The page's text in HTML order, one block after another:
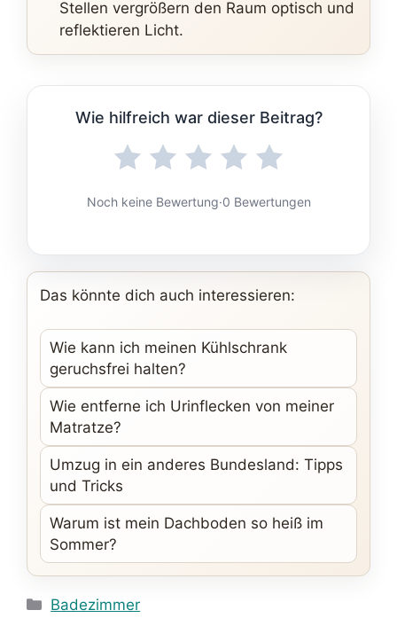
Stellen vergrößern den Raum optisch und
reflektieren Licht.
Wie hilfreich war dieser Beitrag?
Noch keine Bewertung·0 Bewertungen
Das könnte dich auch interessieren:
Wie kann ich meinen Kühlschrank
geruchsfrei halten?
Wie entferne ich Urinflecken von meiner
Matratze?
Umzug in ein anderes Bundesland: Tipps
und Tricks
Warum ist mein Dachboden so heiß im
Sommer?
Kategorien
Badezimmer